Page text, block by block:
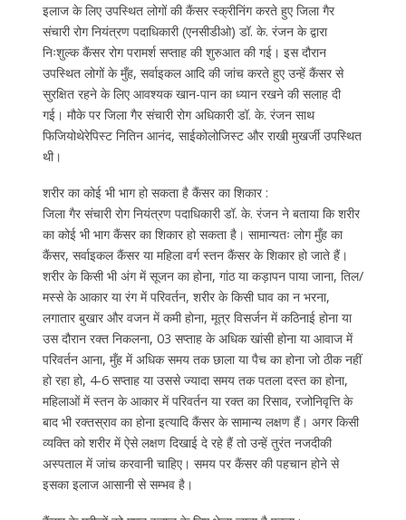
इलाज के लिए उपस्थित लोगों की कैंसर स्क्रीनिंग करते हुए जिला गैर
संचारी रोग नियंत्रण पदाधिकारी (एनसीडीओ) डॉ. के. रंजन के द्वारा
निःशुल्क कैंसर रोग परामर्श सप्ताह की शुरुआत की गई। इस दौरान
उपस्थित लोगों के मुँह, सर्वाइकल आदि की जांच करते हुए उन्हें कैंसर से
सुरक्षित रहने के लिए आवश्यक खान-पान का ध्यान रखने की सलाह दी
गई। मौके पर जिला गैर संचारी रोग अधिकारी डॉ. के. रंजन साथ
फिजियोथेरेपिस्ट नितिन आनंद, साईकोलोजिस्ट और राखी मुखर्जी उपस्थित
थी।
शरीर का कोई भी भाग हो सकता है कैंसर का शिकार :
जिला गैर संचारी रोग नियंत्रण पदाधिकारी डॉ. के. रंजन ने बताया कि शरीर
का कोई भी भाग कैंसर का शिकार हो सकता है। सामान्यतः लोग मुँह का
कैंसर, सर्वाइकल कैंसर या महिला वर्ग स्तन कैंसर के शिकार हो जाते हैं।
शरीर के किसी भी अंग में सूजन का होना, गांठ या कड़ापन पाया जाना, तिल/
मस्से के आकार या रंग में परिवर्तन, शरीर के किसी घाव का न भरना,
लगातार बुखार और वजन में कमी होना, मूत्र विसर्जन में कठिनाई होना या
उस दौरान रक्त निकलना, 03 सप्ताह के अधिक खांसी होना या आवाज में
परिवर्तन आना, मुँह में अधिक समय तक छाला या पैच का होना जो ठीक नहीं
हो रहा हो, 4-6 सप्ताह या उससे ज्यादा समय तक पतला दस्त का होना,
महिलाओं में स्तन के आकार में परिवर्तन या रक्त का रिसाव, रजोनिवृत्ति के
बाद भी रक्तस्राव का होना इत्यादि कैंसर के सामान्य लक्षण हैं। अगर किसी
व्यक्ति को शरीर में ऐसे लक्षण दिखाई दे रहे हैं तो उन्हें तुरंत नजदीकी
अस्पताल में जांच करवानी चाहिए। समय पर कैंसर की पहचान होने से
इसका इलाज आसानी से सम्भव है।